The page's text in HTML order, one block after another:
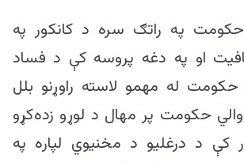
په راتګ سره د کانکور په
او په دغه پروسه کې د فساد
له مهمو لاسته راوړنو بلل
حکومت پر مهال د لوړو زده‌کړو
کې د درغلیو د مخنیوي لپاره په